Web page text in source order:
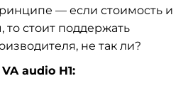
— если стоимость и
то стоит поддержать
не так ли?
audio H1: